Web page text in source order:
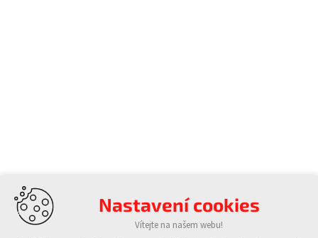
Nastavení cookies
Vítejte na našem webu!